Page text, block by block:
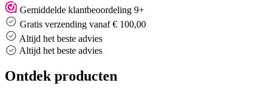
Gemiddelde klantbeoordeling 9+
Gratis verzending vanaf € 100,00
Altijd het beste advies
Altijd het beste advies
Ontdek producten